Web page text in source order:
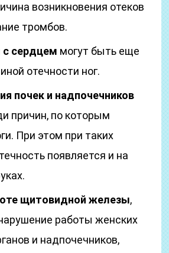
возникновения отеков
тромбов.
сердцем могут быть еще
отечности ног.
почек и надпочечников
причин, по которым
При этом при таких
появляется и на
щитовидной железы,
работы женских
и надпочечников,